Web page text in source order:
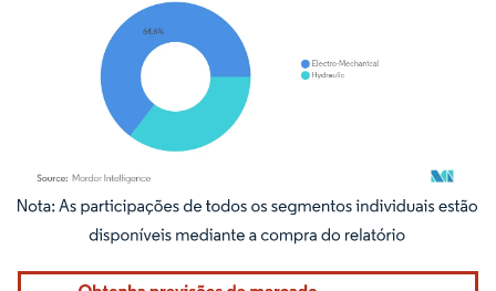
Imagem © Mordor Intelligence. O reuso requer atribuição conforme CC BY 4.0.